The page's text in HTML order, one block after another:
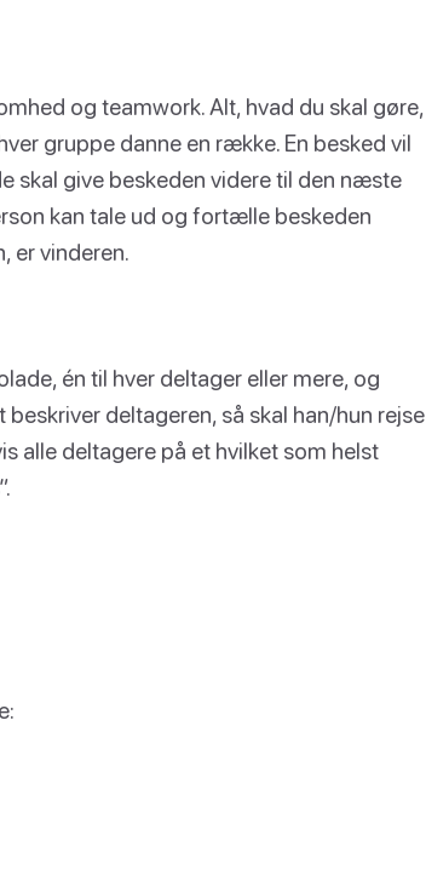
og teamwork. Alt, hvad du skal gøre,
gruppe danne en række. En besked vil
skal give beskeden videre til den næste
kan tale ud og fortælle beskeden
er vinderen.
én til hver deltager eller mere, og
deltageren, så skal han/hun rejse
alle deltagere på et hvilket som helst